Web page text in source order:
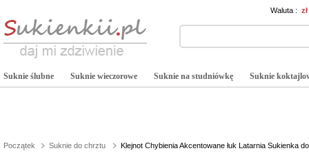
Waluta :
Suknie ślubne Suknie wieczorowe Suknie na studniówkę Suknie
Początek Suknie do chrztu Klejnot Chybienia Akcentowane łuk Latarnia Sukienka